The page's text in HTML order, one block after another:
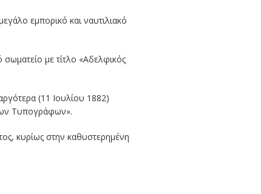
εμπορικό και ναυτιλιακό
με τίτλο «Αδελφικός
(11 Ιουλίου 1882)
Τυπογράφων».
κυρίως στην καθυστερημένη